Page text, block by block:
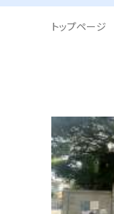
トップページ